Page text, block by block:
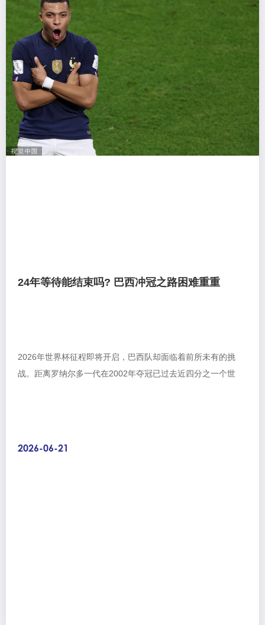
24年等待能结束吗? 巴西冲冠之路困难重重
2026年世界杯征程即将开启，巴西队却面临着前所未有的挑
战。距离罗纳尔多一代在2002年夺冠已过去近四分之一个世
2026-06-21